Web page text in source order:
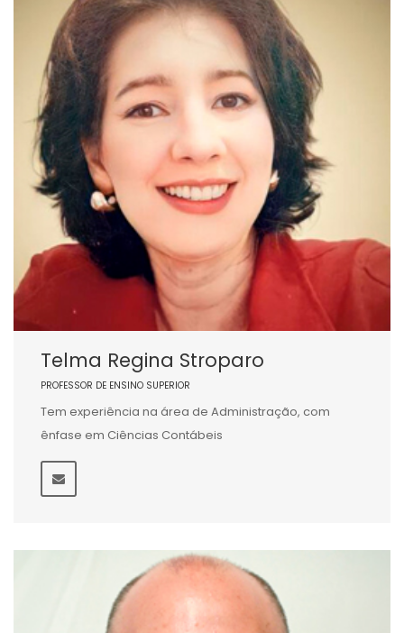
Telma Regina Stroparo
PROFESSOR DE ENSINO SUPERIOR
Tem experiência na área de Administração, com
ênfase em Ciências Contábeis